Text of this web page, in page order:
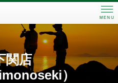
MENU
関店
）